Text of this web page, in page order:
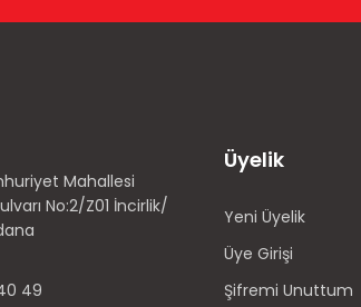
Mahallesi
No:2/Z01 İncirlik/
49
Üyelik
Yeni Üyelik
Üye Girişi
Şifremi Unuttum